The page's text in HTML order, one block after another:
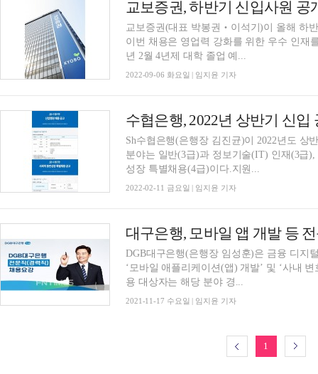
교보증권, 하반기 신입사원 공
교보증권(대표 박봉권‧이석기)이 올해 하
이번 채용은 영업력 강화를 위한 우수 인재
년 2월 4년제 대학 졸업 예...
2022-09-06 화요일 | 임지윤 기자
수협은행, 2022년 상반기 신입
Sh수협은행(은행장 김진균)이 2022년도 상
분야는 일반(3급)과 정보기술(IT) 인재(3급
성장 특별채용(4급)이다.지원...
2022-02-11 금요일 | 임지윤 기자
대구은행, 모바일 앱 개발 등
DGB대구은행(은행장 임성훈)은 금융 디지
‘모바일 애플리케이션(앱) 개발’ 및 ‘사내
용 대상자는 해당 분야 경...
2021-11-17 수요일 | 임지윤 기자
1